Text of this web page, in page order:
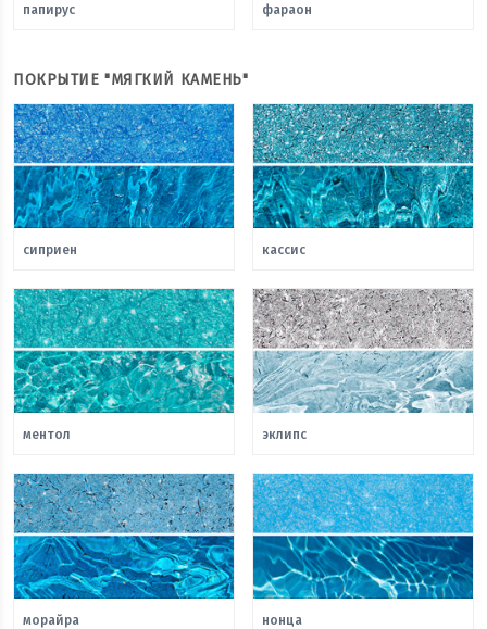
папирус фараон
ПОКРЫТИЕ "МЯГКИЙ КАМЕНЬ"
сиприен кассис
ментол эклипс
морайра нонца